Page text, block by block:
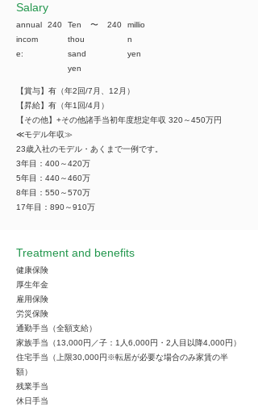
​Salary
annual
incom
e:
240
Ten
thou
sand
yen
​〜 240
millio
n
yen
【賞与】有（年2回/7月、12月）
【昇給】有（年1回/4月）
【その他】+その他諸手当初年度想定年収 320～450万円
≪モデル年収≫
23歳入社のモデル・あくまで一例です。
3年目：400～420万
5年目：440～460万
8年目：550～570万
17年目：890～910万
Treatment and benefits
健康保険
厚生年金
雇用保険
労災保険
通勤手当（全額支給）
家族手当（13,000円／子：1人6,000円・2人目以降4,000円）
住宅手当（上限30,000円※転居が必要な場合のみ家賃の半
額）
残業手当
休日手当